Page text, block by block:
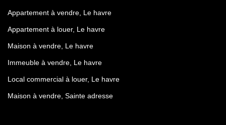
Appartement à vendre, Le havre
Appartement à louer, Le havre
Maison à vendre, Le havre
Immeuble à vendre, Le havre
Local commercial à louer, Le havre
Maison à vendre, Sainte adresse